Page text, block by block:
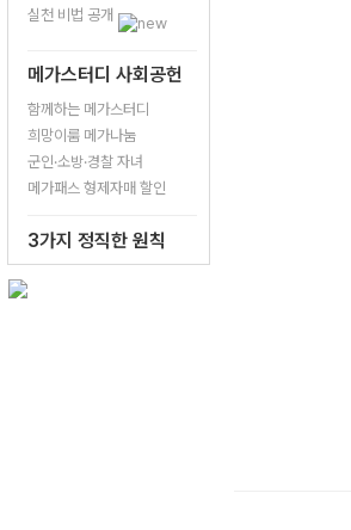
실천 비법 공개
메가스터디 사회공헌
함께하는 메가스터디
희망이룸 메가나눔
군인·소방·경찰 자녀
메가패스 형제자매 할인
3가지 정직한 원칙